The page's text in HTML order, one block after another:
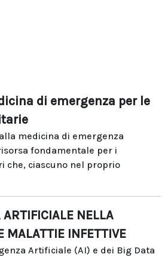
di emergenza per le
medicina di emergenza
fondamentale per i
che, ciascuno nel proprio
ARTIFICIALE NELLA
MALATTIE INFETTIVE
Artificiale (AI) e dei Big Data